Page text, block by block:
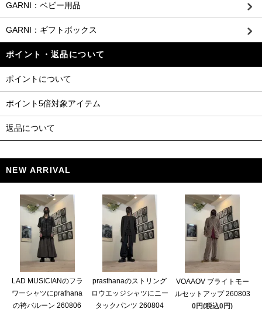
GARNI：ベビー用品
GARNI：ギフトボックス
ポイント・返品について
ポイントについて
ポイント5倍対象アイテム
返品について
NEW ARRIVAL
LAD MUSICIANのフラ
ワーシャツにprathana
の袴バルーン 260806
prasthanaのストリング
ロウエッジシャツにニー
タックパンツ 260804
VOAAOV ブライトモー
ルセットアップ 260803
0円(税込0円)